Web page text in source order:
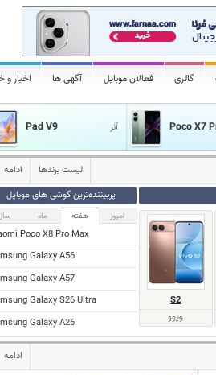
گالری فعالان موبایل آگهی ها اخبار و
Poco X7 آنر Pad V9
لیست برندها
ادامه
S2
ویوو
پر‌بیننده‌ترین گوشی های موبایل
امروز هفته ماه
Poco X8 Pro Max
Galaxy A56
Galaxy A57
Galaxy S26 Ultra
Galaxy A26
ادامه